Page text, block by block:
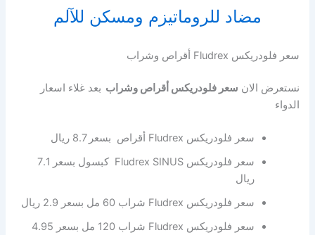
مضاد للروماتيزم ومسكن للآلم
سعر فلودريكس Fludrex أقراص وشراب
نستعرض الان سعر فلودريكس أقراص وشراب بعد غلاء اسعار
الدواء
سعر فلودريكس Fludrex أقراص بسعر 8.7 ريال
سعر فلودريكس Fludrex SINUS كبسول بسعر 7.1
ريال
سعر فلودريكس Fludrex شراب 60 مل بسعر 2.9 ريال
سعر فلودريكس Fludrex شراب 120 مل بسعر 4.95